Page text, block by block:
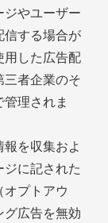
ジやユーザー
信する場合が
用した広告配
三者企業のそ
理されま
を収集およ
に記された
オプトアウ
グ広告を無効